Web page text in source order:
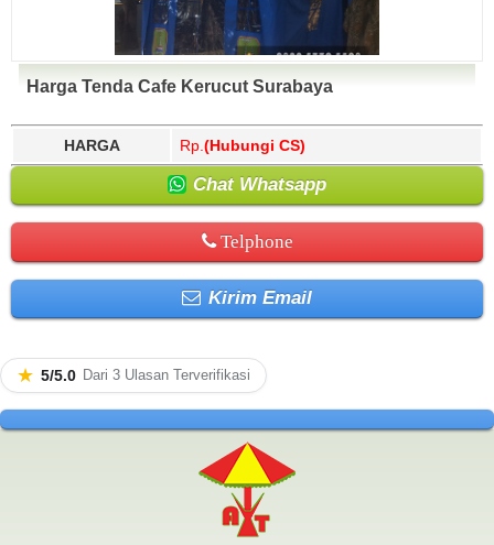
Harga Tenda Cafe Kerucut Surabaya
HARGA Rp. (Hubungi CS)
Chat Whatsapp
Telphone
Kirim Email
★ 5/5.0 Dari 3 Ulasan Terverifikasi